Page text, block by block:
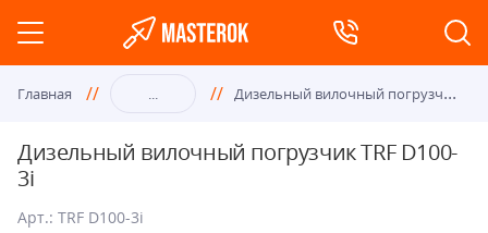
Главная ... Диз
ельный вилочный погрузчик TRF D100-3i
Дизельный вилочный погрузчик TRF D100-
3i
Арт.: TRF D100-3i